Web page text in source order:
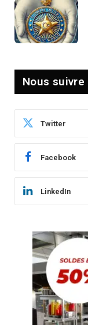
Nous suivre
Twitter
Facebook
LinkedIn